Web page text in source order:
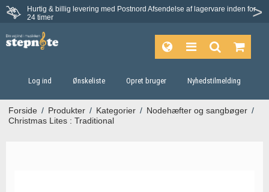
Hurtig & billig levering med Postnord Afsendelse af lagervare inden for
24 timer
Log ind Ønskeliste Opret bruger Nyhedstilmelding
Forside / Produkter / Kategorier / Nodehæfter og sangbøger /
Christmas Lites : Traditional